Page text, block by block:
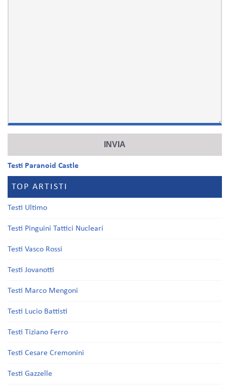
Testi Paranoid Castle
TOP ARTISTI
Testi Ultimo
Testi Pinguini Tattici Nucleari
Testi Vasco Rossi
Testi Jovanotti
Testi Marco Mengoni
Testi Lucio Battisti
Testi Tiziano Ferro
Testi Cesare Cremonini
Testi Gazzelle